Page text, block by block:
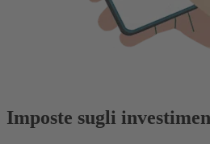
Imposte sugli